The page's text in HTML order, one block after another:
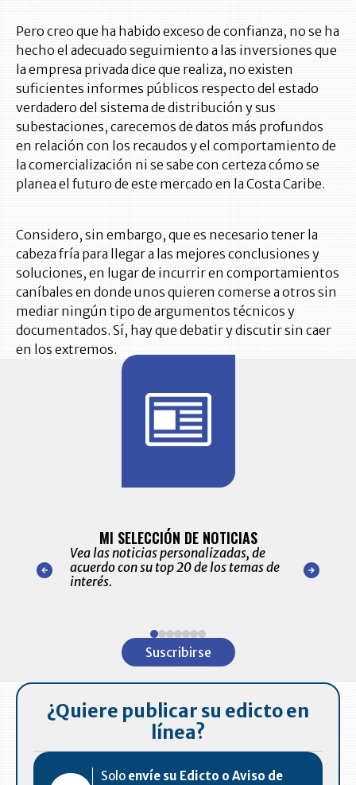
Pero creo que ha habido exceso de confianza, no se ha
hecho el adecuado seguimiento a las inversiones que
la empresa privada dice que realiza, no existen
suficientes informes públicos respecto del estado
verdadero del sistema de distribución y sus
subestaciones, carecemos de datos más profundos
en relación con los recaudos y el comportamiento de
la comercialización ni se sabe con certeza cómo se
planea el futuro de este mercado en la Costa Caribe.
Considero, sin embargo, que es necesario tener la
cabeza fría para llegar a las mejores conclusiones y
soluciones, en lugar de incurrir en comportamientos
caníbales en donde unos quieren comerse a otros sin
mediar ningún tipo de argumentos técnicos y
documentados. Sí, hay que debatir y discutir sin caer
en los extremos.
nuestro
para
MI SELECCIÓN DE NOTICIAS
Vea las noticias personalizadas, de
acuerdo con su top 20 de los temas de
interés.
de las
Suscribirse
¿Quiere publicar su edicto en
línea?
Solo envíe su Edicto o Aviso de